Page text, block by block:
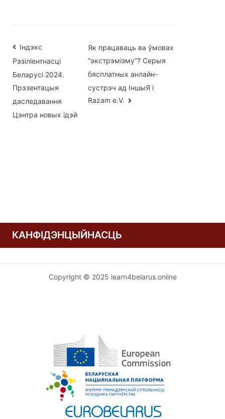
Навігацыя
па
запісах
Індэкс
Рэзіліентнасці
Беларусі 2024.
Прэзентацыя
даследавання
Цэнтра новых ідэй
Як працаваць ва ўмовах
“экстрэмізму”? Серыя
бясплатных анлайн-
сустрэч ад ІншыЯ і
Razam e.V.
КАНФІДЭНЦЫЙНАСЦЬ
Copyright © 2025 learn4belarus.online